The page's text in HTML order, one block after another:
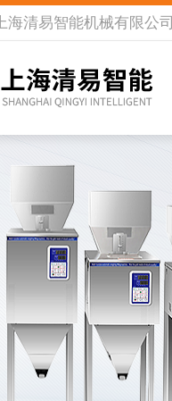
海清易智能机械有限公司